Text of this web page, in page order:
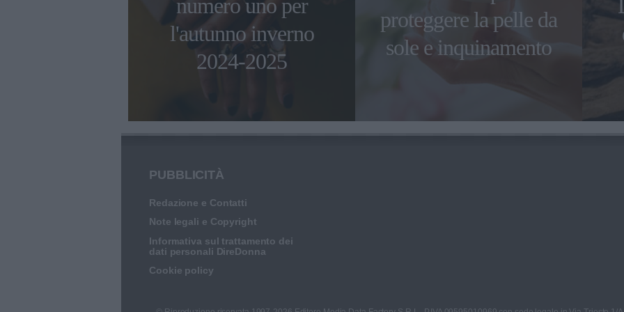
numero uno per
l'autunno inverno
2024-2025
proteggere la pelle da
sole e inquinamento
PUBBLICITÀ
Redazione e Contatti
Note legali e Copyright
Informativa sul trattamento dei
dati personali DireDonna
Cookie policy